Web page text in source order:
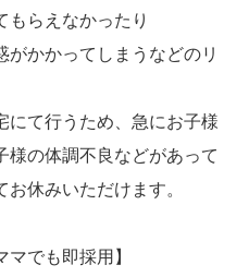
らえなかったり
かかってしまうなどのリ
にて行うため、急にお子様
の体調不良などがあって
休みいただけます。
でも即採用】